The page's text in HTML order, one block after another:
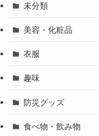
未分類
美容・化粧品
衣服
趣味
防災グッズ
食べ物・飲み物